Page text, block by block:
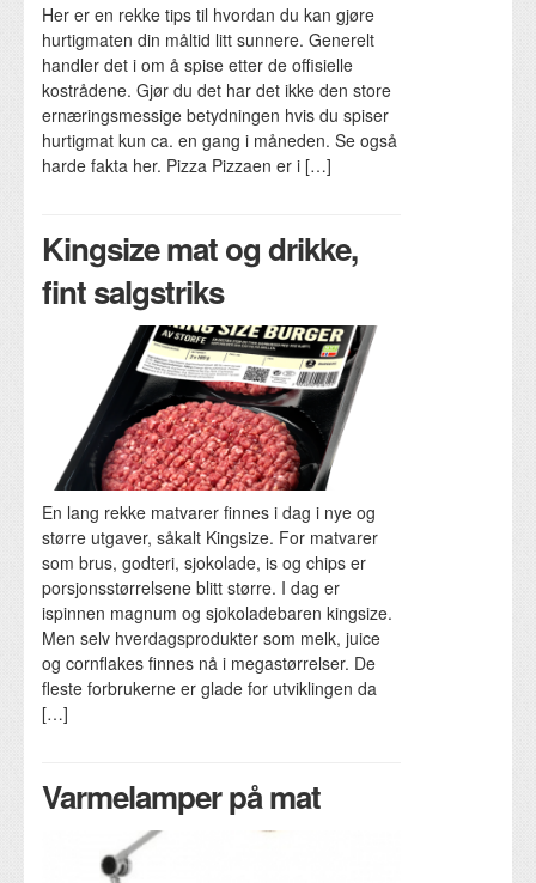
Her er en rekke tips til hvordan du kan gjøre
hurtigmaten din måltid litt sunnere. Generelt
handler det i om å spise etter de offisielle
kostrådene. Gjør du det har det ikke den store
ernæringsmessige betydningen hvis du spiser
hurtigmat kun ca. en gang i måneden. Se også
harde fakta her. Pizza Pizzaen er i […]
Kingsize mat og drikke,
fint salgstriks
En lang rekke matvarer finnes i dag i nye og
større utgaver, såkalt Kingsize. For matvarer
som brus, godteri, sjokolade, is og chips er
porsjonsstørrelsene blitt større. I dag er
ispinnen magnum og sjokoladebaren kingsize.
Men selv hverdagsprodukter som melk, juice
og cornflakes finnes nå i megastørrelser. De
fleste forbrukerne er glade for utviklingen da
[…]
Varmelamper på mat